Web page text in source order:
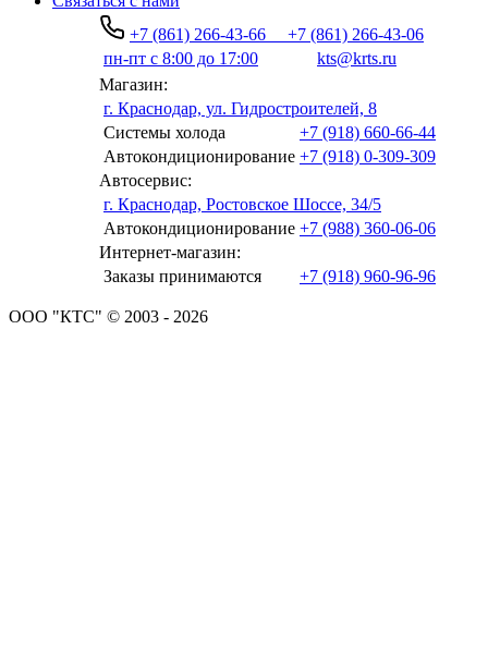
+7 (861) 266-43-66
+7 (861) 266-43-06
пн-пт с 8:00 до 17:00
kts@krts.ru
Магазин:
г. Краснодар, ул. Гидростроителей, 8
Системы холода
+7 (918) 660-66-44
Автокондиционирование +7 (918) 0-309-309
Автосервис:
г. Краснодар, Ростовское Шоссе, 34/5
Автокондиционирование +7 (988) 360-06-06
Интернет-магазин:
Заказы принимаются
+7 (918) 960-96-96
ООО "КТС" © 2003 - 2026